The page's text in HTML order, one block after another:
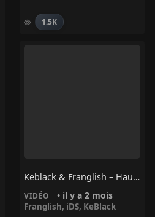
1.5K
Keblack & Franglish – Haut Les Mains Ft. IDS
VIDÉO • il y a 2 mois
Franglish, iDS, KeBlack